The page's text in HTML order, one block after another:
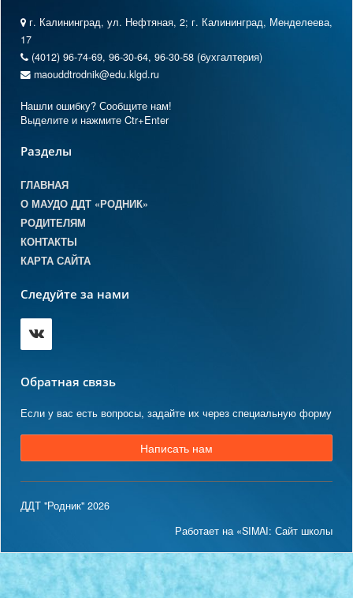
г. Калининград, ул. Нефтяная, 2; г. Калининград, Менделеева,
17
(4012) 96-74-69, 96-30-64, 96-30-58 (бухгалтерия)
maouddtrodnik@edu.klgd.ru
Нашли ошибку? Сообщите нам!
Выделите и нажмите Ctr+Enter
Разделы
ГЛАВНАЯ
О МАУДО ДДТ «РОДНИК»
РОДИТЕЛЯМ
КОНТАКТЫ
КАРТА САЙТА
Следуйте за нами
Обратная связь
Если у вас есть вопросы, задайте их через специальную форму
Написать нам
ДДТ "Родник" 2026
Работает на «SIMAI: Сайт школы